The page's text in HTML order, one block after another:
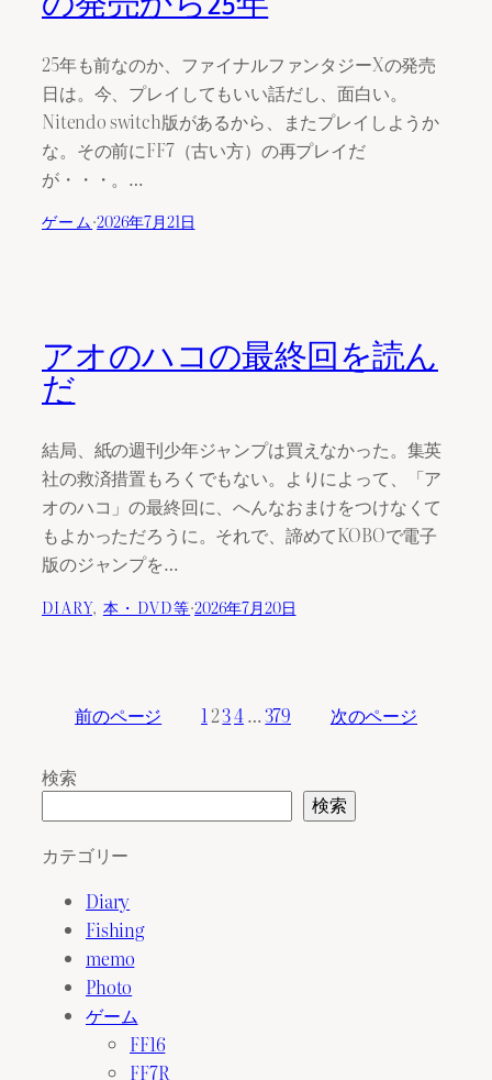
25年も前なのか、ファイナルファンタジーXの発売
日は。今、プレイしてもいい話だし、面白い。
Nitendo switch版があるから、またプレイしようか
な。その前にFF7（古い方）の再プレイだ
が・・・。…
ゲーム·2026年7月21日
アオのハコの最終回を読ん
だ
結局、紙の週刊少年ジャンプは買えなかった。集英
社の救済措置もろくでもない。よりによって、「ア
オのハコ」の最終回に、へんなおまけをつけなくて
もよかっただろうに。それで、諦めてKOBOで電子
版のジャンプを…
DIARY, 本・DVD等·2026年7月20日
前のページ 1234…379 次のページ
検索
検索
カテゴリー
Diary
Fishing
memo
Photo
ゲーム
FF16
FF7R